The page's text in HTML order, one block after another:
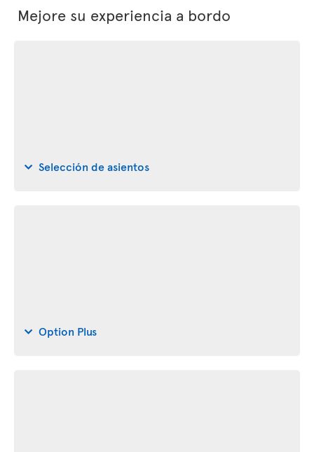
Mejore su experiencia a bordo
Selección de asientos
Option Plus